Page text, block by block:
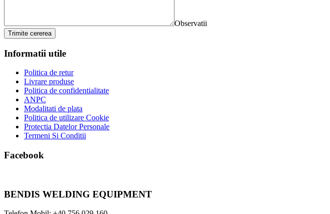
Observatii
Trimite cererea
Informatii utile
Politica de retur
Livrare produse
Politica de confidentialitate
ANPC
Modalitati de plata
Politica de utilizare Cookie
Protectia Datelor Personale
Termeni Si Conditii
Facebook
BENDIS WELDING EQUIPMENT